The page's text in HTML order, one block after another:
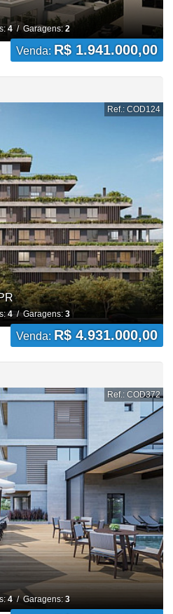
4/ Garagens:2
Venda: R$ 1.941.000,00
Ref.: COD124
4/ Garagens: 3
Venda: R$ 4.931.000,00
Ref.: COD372
4/ Garagens: 3